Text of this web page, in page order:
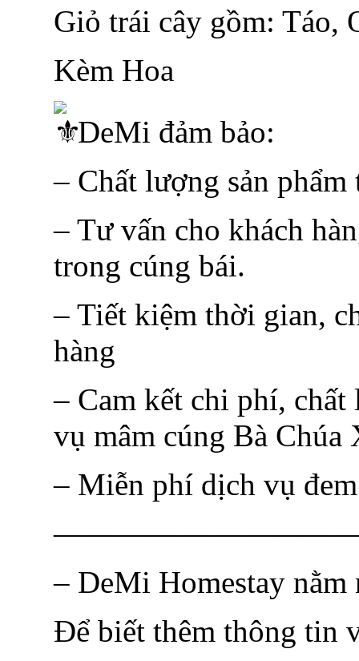
Giỏ trái cây gồm: Táo,
Kèm Hoa
DeMi đảm bảo:
– Chất lượng sản
– Tư vấn cho khách
trong cúng bái.
– Tiết kiệm thời gian,
hàng
– Cam kết chi phí,
vụ mâm cúng Bà Chúa
– Miễn phí dịch vụ
– DeMi Homestay
Để biết thêm thông tin